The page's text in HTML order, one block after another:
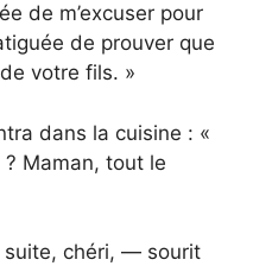
de m’excuser pour
de prouver que
votre fils. »
dans la cuisine : «
? Maman, tout le
suite, chéri, — sourit